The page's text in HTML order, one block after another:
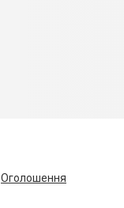
Оголошення